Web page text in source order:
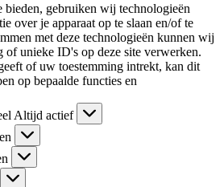
bieden, gebruiken wij technologieën
over je apparaat op te slaan en/of te
met deze technologieën kunnen wij
of unieke ID's op deze site verwerken.
of uw toestemming intrekt, kan dit
op bepaalde functies en
Altijd actief